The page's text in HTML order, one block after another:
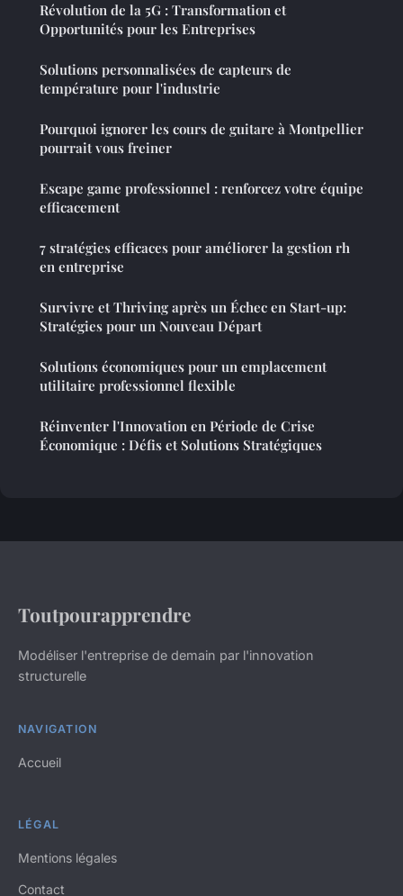
Révolution de la 5G : Transformation et
Opportunités pour les Entreprises
Solutions personnalisées de capteurs de
température pour l'industrie
Pourquoi ignorer les cours de guitare à Montpellier
pourrait vous freiner
Escape game professionnel : renforcez votre équipe
efficacement
7 stratégies efficaces pour améliorer la gestion rh
en entreprise
Survivre et Thriving après un Échec en Start-up:
Stratégies pour un Nouveau Départ
Solutions économiques pour un emplacement
utilitaire professionnel flexible
Réinventer l'Innovation en Période de Crise
Économique : Défis et Solutions Stratégiques
Toutpourapprendre
Modéliser l'entreprise de demain par l'innovation
structurelle
NAVIGATION
Accueil
LÉGAL
Mentions légales
Contact